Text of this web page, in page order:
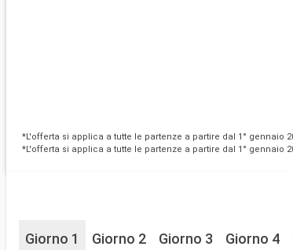
*L'offerta si applica a tutte le partenze a partire dal 1° gennaio
*L'offerta si applica a tutte le partenze a partire dal 1°
Giorno 1 Giorno 2 Giorno 3 Giorno 4